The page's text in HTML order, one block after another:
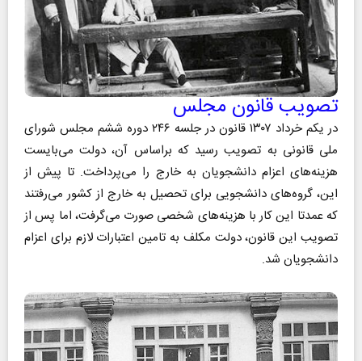
تصویب قانون مجلس
در یکم خرداد ۱۳۰۷ قانون در جلسه ۲۴۶ دوره ششم مجلس شورای
ملی قانونی به تصویب رسید که براساس آن، دولت می‌بایست
هزینه‌های اعزام دانشجویان به خارج را می‌پرداخت. تا پیش از
این، گروه‌های دانشجویی برای تحصیل به خارج از کشور می‌رفتند
که عمدتا این کار با هزینه‌های شخصی صورت می‌گرفت، اما پس از
تصویب این قانون، دولت مکلف به تامین اعتبارات لازم برای اعزام
دانشجویان شد.